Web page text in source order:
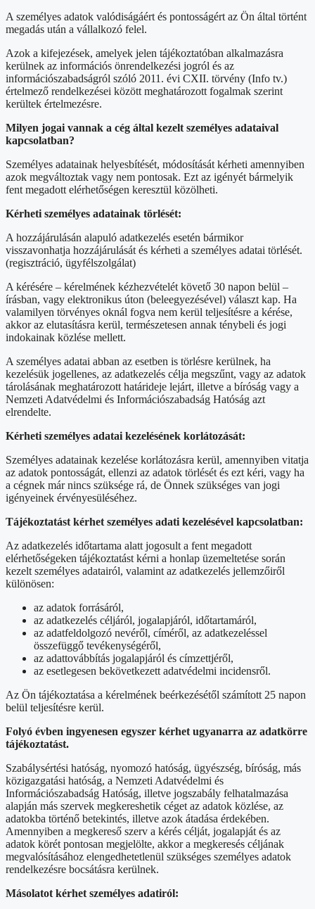
A személyes adatok valódiságáért és pontosságért az Ön által történt
megadás után a vállalkozó felel.
Azok a kifejezések, amelyek jelen tájékoztatóban alkalmazásra
kerülnek az információs önrendelkezési jogról és az
információszabadságról szóló 2011. évi CXII. törvény (Info tv.)
értelmező rendelkezései között meghatározott fogalmak szerint
kerültek értelmezésre.
Milyen jogai vannak a cég által kezelt személyes adataival
kapcsolatban?
Személyes adatainak helyesbítését, módosítását kérheti amennyiben
azok megváltoztak vagy nem pontosak. Ezt az igényét bármelyik
fent megadott elérhetőségen keresztül közölheti.
Kérheti személyes adatainak törlését:
A hozzájárulásán alapuló adatkezelés esetén bármikor
visszavonhatja hozzájárulását és kérheti a személyes adatai törlését.
(regisztráció, ügyfélszolgálat)
A kérésére – kérelmének kézhezvételét követő 30 napon belül –
írásban, vagy elektronikus úton (beleegyezésével) választ kap. Ha
valamilyen törvényes oknál fogva nem kerül teljesítésre a kérése,
akkor az elutasításra kerül, természetesen annak ténybeli és jogi
indokainak közlése mellett.
A személyes adatai abban az esetben is törlésre kerülnek, ha
kezelésük jogellenes, az adatkezelés célja megszűnt, vagy az adatok
tárolásának meghatározott határideje lejárt, illetve a bíróság vagy a
Nemzeti Adatvédelmi és Információszabadság Hatóság azt
elrendelte.
Kérheti személyes adatai kezelésének korlátozását:
Személyes adatainak kezelése korlátozásra kerül, amennyiben vitatja
az adatok pontosságát, ellenzi az adatok törlését és ezt kéri, vagy ha
a cégnek már nincs szüksége rá, de Önnek szükséges van jogi
igényeinek érvényesüléséhez.
Tájékoztatást kérhet személyes adati kezelésével kapcsolatban:
Az adatkezelés időtartama alatt jogosult a fent megadott
elérhetőségeken tájékoztatást kérni a honlap üzemeltetése során
kezelt személyes adatairól, valamint az adatkezelés jellemzőiről
különösen:
az adatok forrásáról,
az adatkezelés céljáról, jogalapjáról, időtartamáról,
az adatfeldolgozó nevéről, címéről, az adatkezeléssel
összefüggő tevékenységéről,
az adattovábbítás jogalapjáról és címzettjéről,
az esetlegesen bekövetkezett adatvédelmi incidensről.
Az Ön tájékoztatása a kérelmének beérkezésétől számított 25 napon
belül teljesítésre kerül.
Folyó évben ingyenesen egyszer kérhet ugyanarra az adatkörre
tájékoztatást.
Szabálysértési hatóság, nyomozó hatóság, ügyészség, bíróság, más
közigazgatási hatóság, a Nemzeti Adatvédelmi és
Információszabadság Hatóság, illetve jogszabály felhatalmazása
alapján más szervek megkereshetik céget az adatok közlése, az
adatokba történő betekintés, illetve azok átadása érdekében.
Amennyiben a megkereső szerv a kérés célját, jogalapját és az
adatok körét pontosan megjelölte, akkor a megkeresés céljának
megvalósításához elengedhetetlenül szükséges személyes adatok
rendelkezésre bocsátásra kerülnek.
Másolatot kérhet személyes adatiról: